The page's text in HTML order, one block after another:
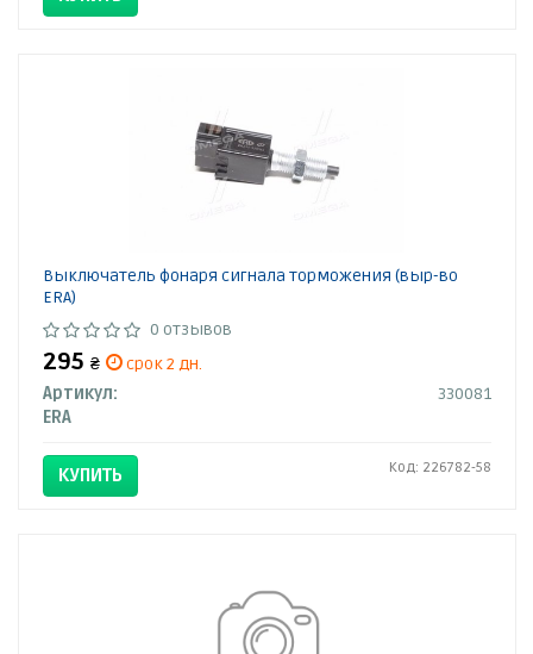
Выключатель фонаря сигнала торможения (выр-во
ERA)
0 отзывов
295 ₴
срок 2 дн.
Артикул:
330081
ERA
КУПИТЬ Код: 226782-58